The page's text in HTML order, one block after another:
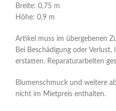
Breite: 0,75 m
Höhe: 0,9 m
Artikel muss im übergebenen
Bei Beschädigung oder
erstatten. Reparaturarbeiten
Blumenschmuck und weitere
nicht im Mietpreis enthalten.